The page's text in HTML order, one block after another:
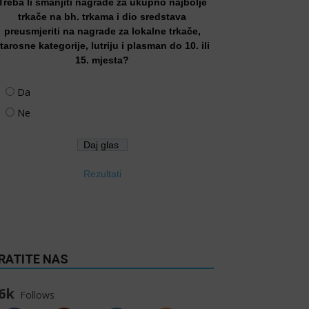
trkače na bh. trkama i dio sredstava
preusmjeriti na nagrade za lokalne trkače,
kategorije, lutriju i plasman do 10. ili
15. mjesta?
Da
Ne
Rezultati
NAS
Follows